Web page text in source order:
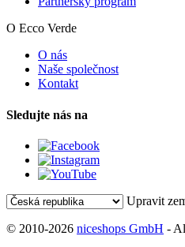
O Ecco Verde
O nás
Naše společnost
Kontakt
Sledujte nás na
Upravit
© 2010-2026 niceshops GmbH -